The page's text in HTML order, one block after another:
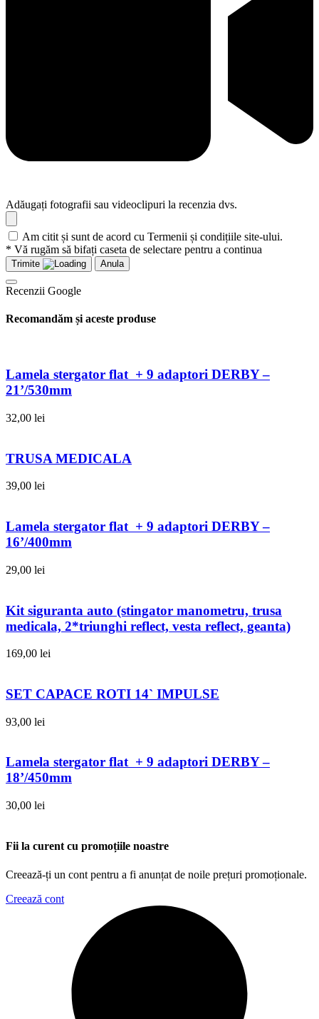
Adăugați fotografii sau videoclipuri la recenzia dvs.
Am citit și sunt de acord cu Termenii și condițiile site-ului.
* Vă rugăm să bifați caseta de selectare pentru a continua
Trimite Anula
Recenzii Google
Recomandăm și aceste produse
Lamela stergator flat + 9 adaptori DERBY –
21’/530mm
32,00 lei
TRUSA MEDICALA
39,00 lei
Lamela stergator flat + 9 adaptori DERBY –
16’/400mm
29,00 lei
Kit siguranta auto (stingator manometru, trusa
medicala, 2*triunghi reflect, vesta reflect, geanta)
169,00 lei
SET CAPACE ROTI 14` IMPULSE
93,00 lei
Lamela stergator flat + 9 adaptori DERBY –
18’/450mm
30,00 lei
Fii la curent cu promoțiile noastre
Creează-ți un cont pentru a fi anunțat de noile prețuri promoționale.
Creează cont